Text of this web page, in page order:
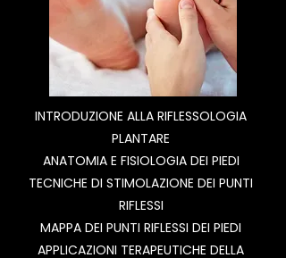
INTRODUZIONE ALLA RIFLESSOLOGIA
PLANTARE
ANATOMIA E FISIOLOGIA DEI PIEDI
TECNICHE DI STIMOLAZIONE DEI PUNTI
RIFLESSI
MAPPA DEI PUNTI RIFLESSI DEI PIEDI
APPLICAZIONI TERAPEUTICHE DELLA